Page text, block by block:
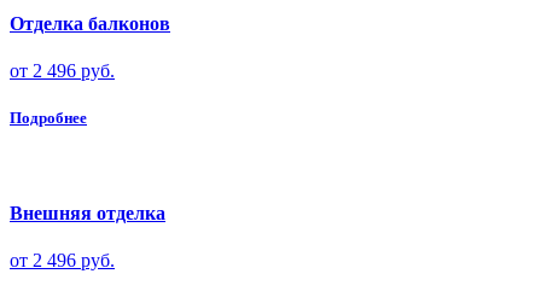
Отделка балконов
от 2 496 руб.
Подробнее
Внешняя отделка
от 2 496 руб.